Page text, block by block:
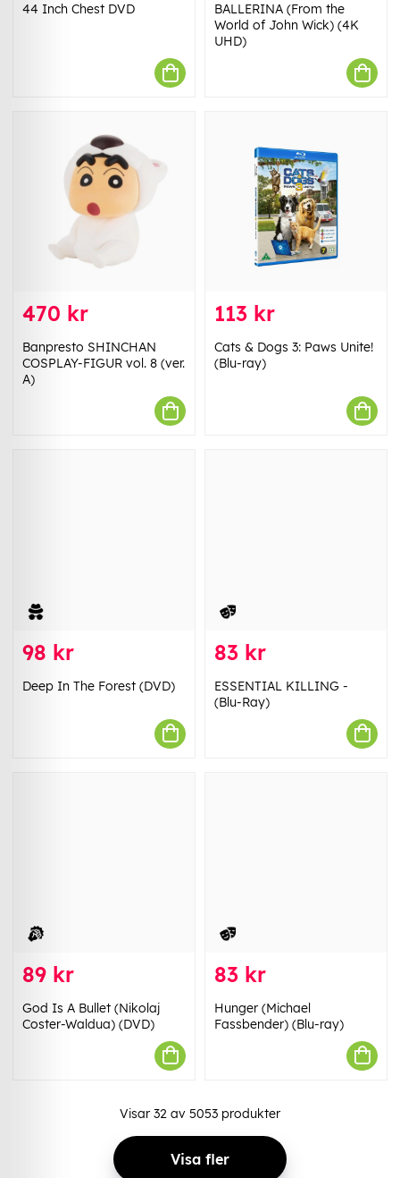
44 Inch Chest DVD
BALLERINA (From the
World of John Wick) (4K
UHD)
470 kr
Banpresto SHINCHAN
COSPLAY-FIGUR vol. 8 (ver.
A)
113 kr
Cats & Dogs 3: Paws Unite!
(Blu-ray)
98 kr
Deep In The Forest (DVD)
83 kr
ESSENTIAL KILLING -
(Blu-Ray)
89 kr
God Is A Bullet (Nikolaj
Coster-Waldua) (DVD)
83 kr
Hunger (Michael
Fassbender) (Blu-ray)
Visar 32 av 5053 produkter
Visa fler